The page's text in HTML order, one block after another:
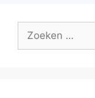
Zoek